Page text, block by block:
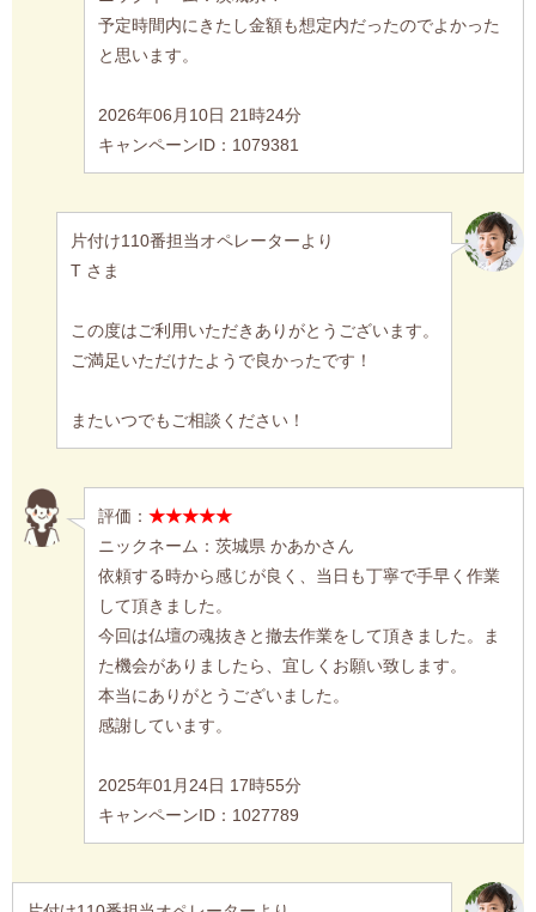
予定時間内にきたし金額も想定内だったのでよかった
と思います。
2026年06月10日 21時24分
キャンペーンID：1079381
片付け110番担当オペレーターより
T さま
この度はご利用いただきありがとうございます。
ご満足いただけたようで良かったです！
またいつでもご相談ください！
評価： ★★★★★
ニックネーム：茨城県 かあかさん
依頼する時から感じが良く、当日も丁寧で手早く作業
して頂きました。
今回は仏壇の魂抜きと撤去作業をして頂きました。ま
た機会がありましたら、宜しくお願い致します。
本当にありがとうございました。
感謝しています。
2025年01月24日 17時55分
キャンペーンID：1027789